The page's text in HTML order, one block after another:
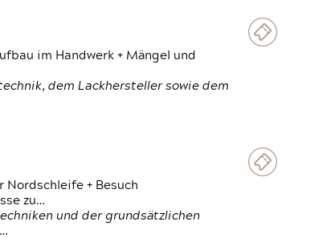
im Handwerk + Mängel und
dem Lackhersteller sowie dem
Nordschleife + Besuch
zu…
und der grundsätzlichen